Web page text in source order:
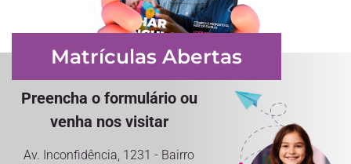
Matrículas Abertas
Preencha o formulário ou
venha nos visitar
Av. Inconfidência, 1231 - Bairro